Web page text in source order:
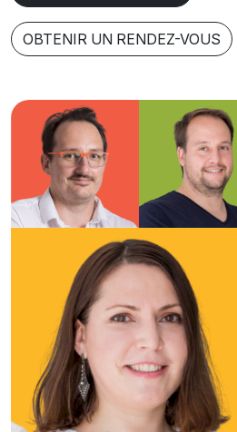
OBTENIR UN RENDEZ-VOUS